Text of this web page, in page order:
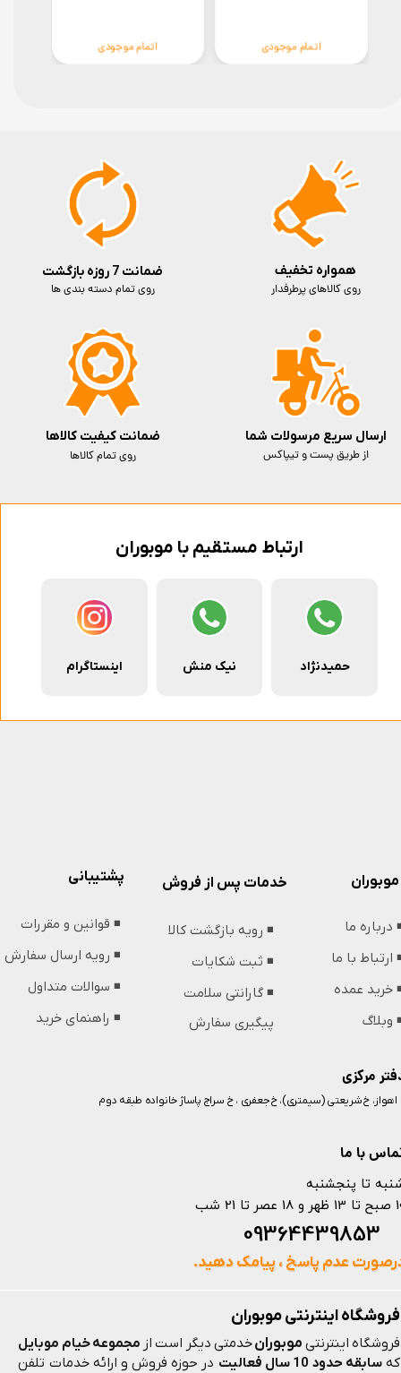
اتمام موجودی اتمام موجودی
فروشگاه اینترنتی موبوران
فروشگاه اینترنتی موبورانخدمتی دیگر است از مجموعه خیام موبایل
که سابقه حدود 10 سال فعالیت
در حوزه فروش و ارائه خدمات تلفن
ارتباط مستقیم با موبوران
حمیدنژاد نیک منش اینستاگرام
ضمانت 7 روزه بازگشت
روی تمام دسته بندی ها
ارسال سریع مرسولات شما
از طریق پست و تیپاکس
ضمانت کیفیت کالاها
روی تمام کالاها
همواره تخفیف
روی کالاهای پرطرفدار
مرکزی
با ما
اهواز، خ شریعتی (سیمتری)، خ جعفری ، خ سراج پاساژ خانواده طبقه دوم
تا پنجشنبه
تا 21 شب
عدم پاسخ ، پیامک دهید.
پشتیبانی
◾️ قوانین و مقررات
◾️ رویه ارسال سفارش
◾️ سوالات متداول
◾️ راهنمای خرید
موبوران
درباره ما
ارتباط با ما
خرید عمده
وبلاگ
خدمات پس از فروش
◾️ رویه بازگشت کالا
◾️ ثبت شکایات
◾️ گارانتی سلامت
پیگیری سفارش